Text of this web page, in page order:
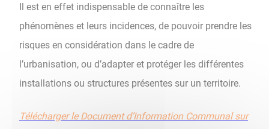
Il est en effet indispensable de connaître les
phénomènes et leurs incidences, de pouvoir prendre les
risques en considération dans le cadre de
l’urbanisation, ou d’adapter et protéger les différentes
installations ou structures présentes sur un territoire.
Télécharger le Document d’Information Communal sur